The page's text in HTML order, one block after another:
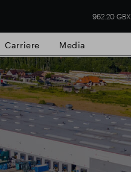
962.20 GBX
Risultati finanziari
Carriere Media